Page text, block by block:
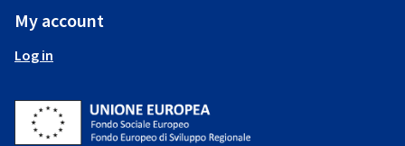
My account
Log in